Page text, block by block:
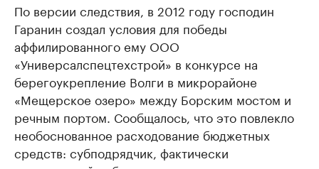
По версии следствия, в 2012 году господин
Гаранин создал условия для победы
аффилированного ему ООО
«Универсалспецтехстрой» в конкурсе на
берегоукрепление Волги в микрорайоне
«Мещерское озеро» между Борским мостом и
речным портом. Сообщалось, что это повлекло
необоснованное расходование бюджетных
средств: субподрядчик, фактически